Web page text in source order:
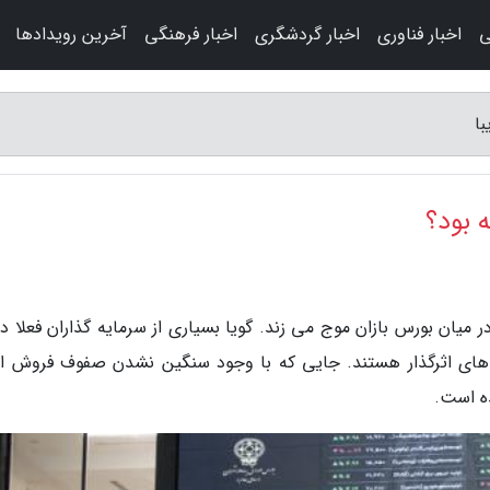
میان بورس بازان موج می زند. گویا بسیاری از سرمایه گذاران
های اثرگذار هستند. جایی که با وجود سنگین نشدن صفوف فروش
است.
اخبار فناوری اخبار گردشگری اخبار فرهنگی آخرین رویدادها